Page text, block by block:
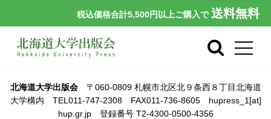
税込価格合計5,500円以上ご購入で 送料無料
北海道大学出版会〒060-0809 札幌市北区北９条西８丁目北海道
大学構内 TEL011-747-2308 FAX011-736-8605 hupress_1[at]
hup.gr.jp 登録番号 T2-4300-0500-4356